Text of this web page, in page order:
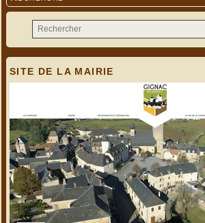
SITE DE LA MAIRIE